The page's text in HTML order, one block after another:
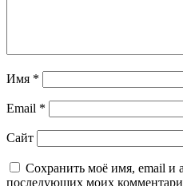
Имя *
Email *
Сайт
Сохранить моё имя, email и
последующих моих